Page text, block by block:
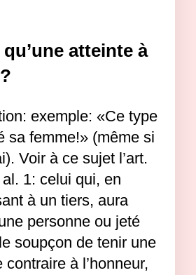
qu’une atteinte à
exemple: «Ce type
sa femme!» (même si
Voir à ce sujet l’art.
1: celui qui, en
à un tiers, aura
personne ou jeté
soupçon de tenir une
contraire à l’honneur,